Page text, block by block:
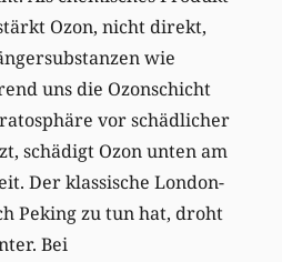
Ozon, nicht direkt,
wie
uns die Ozonschicht
vor schädlicher
schädigt Ozon unten am
Der klassische London-
Peking zu tun hat, droht
Bei